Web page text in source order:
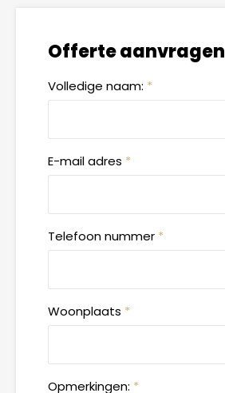
Offerte aanvragen
Volledige naam: *
E-mail adres *
Telefoon nummer *
Woonplaats *
Opmerkingen: *